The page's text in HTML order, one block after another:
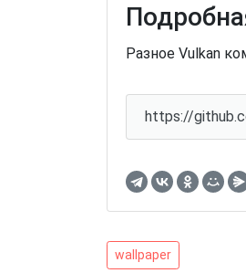
Разное Vulkan
https://
Навигация
wallpaper
wallpaper